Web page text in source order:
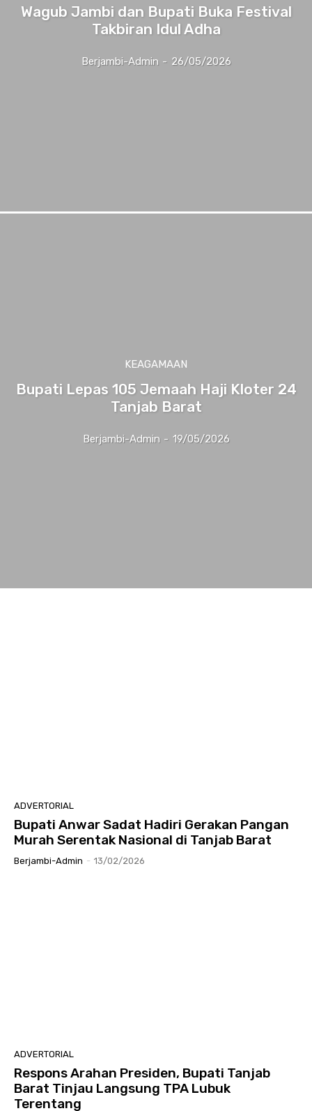
Wagub Jambi dan Bupati Buka Festival
Takbiran Idul Adha
Berjambi-Admin - 26/05/2026
KEAGAMAAN
Bupati Lepas 105 Jemaah Haji Kloter 24
Tanjab Barat
Berjambi-Admin - 19/05/2026
ADVERTORIAL
Bupati Anwar Sadat Hadiri Gerakan Pangan
Murah Serentak Nasional di Tanjab Barat
Berjambi-Admin - 13/02/2026
ADVERTORIAL
Respons Arahan Presiden, Bupati Tanjab
Barat Tinjau Langsung TPA Lubuk
Terentang